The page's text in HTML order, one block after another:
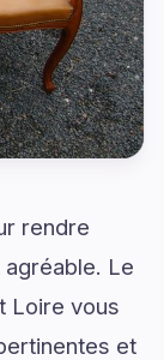
rendre
Le
Loire vous
et